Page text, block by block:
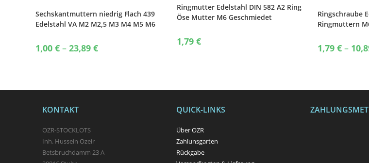
Sechskantmuttern niedrig Flach 439
Edelstahl VA M2 M2,5 M3 M4 M5 M6
1,00€ – 23,89€Price
range:
Ringmutter Edelstahl DIN 582 A2 Ring
Öse Mutter M6 Geschmiedet
1,79 €
Ringschraube
Ringmuttern
1,79€ –
KONTAKT
OZR-STOCKLOTS
Inh. Hussein Ozeir
Betsbruchdamm 23 A
QUICK-LINKS
Über OZR
Zahlunsgarten
Rückgabe